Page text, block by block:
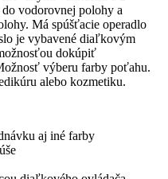
vodorovnej polohy a
Má spúšťacie operadlo
je vybavené diaľkovým
dokúpiť
výberu farby poťahu.
alebo kozmetiku.
aj iné farby